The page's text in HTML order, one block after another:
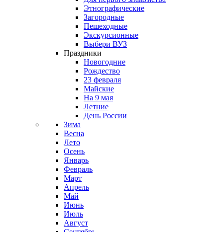
Этнографические
Загородные
Пешеходные
Экскурсионные
Выбери ВУЗ
Праздники
Новогодние
Рождество
23 февраля
Майские
На 9 мая
Летние
День России
Зима
Весна
Лето
Осень
Январь
Февраль
Март
Апрель
Май
Июнь
Июль
Август